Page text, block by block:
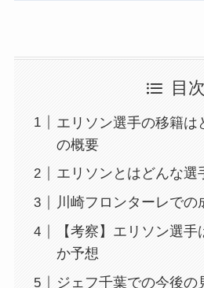
目次
エリソン選手の移籍は
の概要
エリソンとはどんな選
川崎フロンターレでの
【考察】エリソン選
か予想
ジェフ千葉での今後の